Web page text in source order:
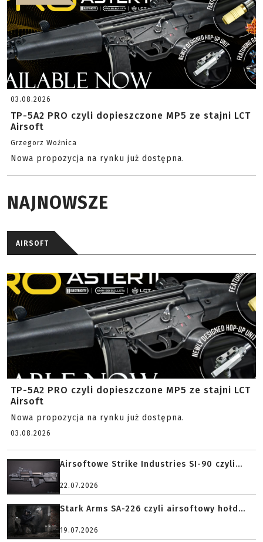
03.08.2026
TP-5A2 PRO czyli dopieszczone MP5 ze stajni LCT
Airsoft
Grzegorz Woźnica
Nowa propozycja na rynku już dostępna.
NAJNOWSZE
AIRSOFT
TP-5A2 PRO czyli dopieszczone MP5 ze stajni LCT
Airsoft
Nowa propozycja na rynku już dostępna.
03.08.2026
Airsoftowe Strike Industries SI-90 czyli...
22.07.2026
Stark Arms SA-226 czyli airsoftowy hołd...
19.07.2026